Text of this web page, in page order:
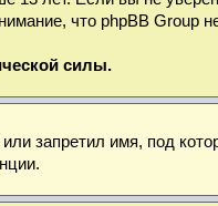
что phpBB
силы.
запретил имя, под